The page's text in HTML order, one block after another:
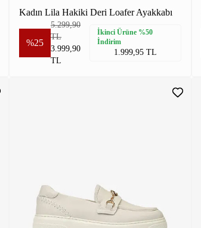
Kadın Lila Hakiki Deri Loafer Ayakkabı
%25
5.299,90
TL
3.999,90
TL
İkinci Ürüne %50
İndirim
1.999,95 TL